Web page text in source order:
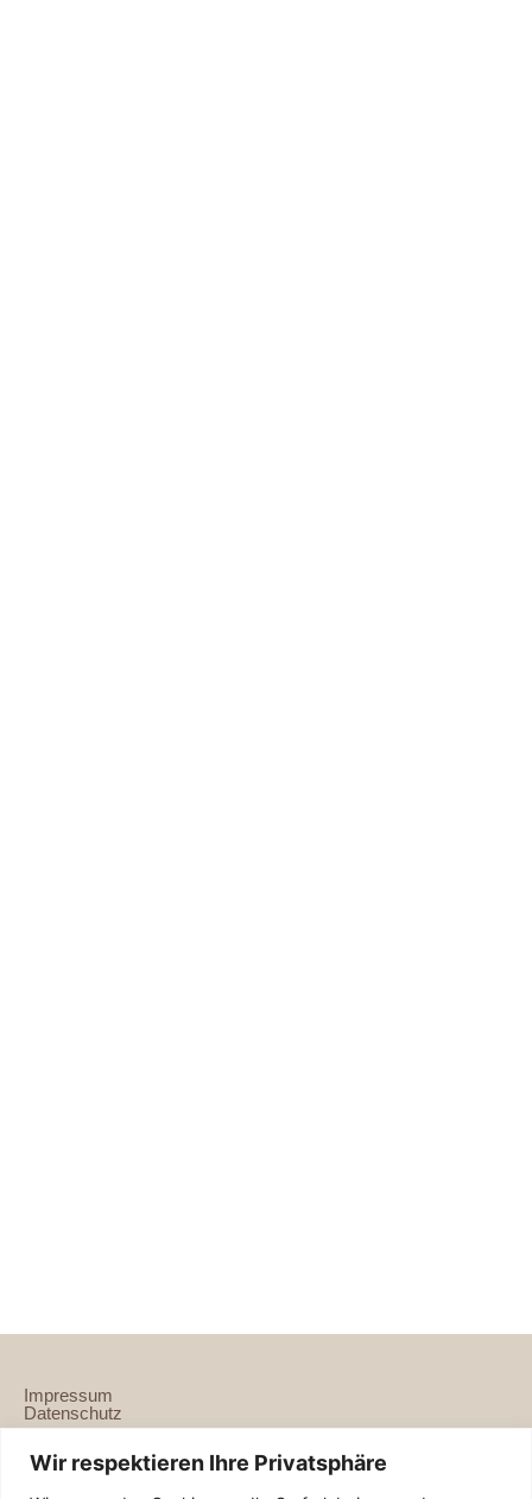
Wir respektieren Ihre Privatsphäre
Impressum
Datenschutz